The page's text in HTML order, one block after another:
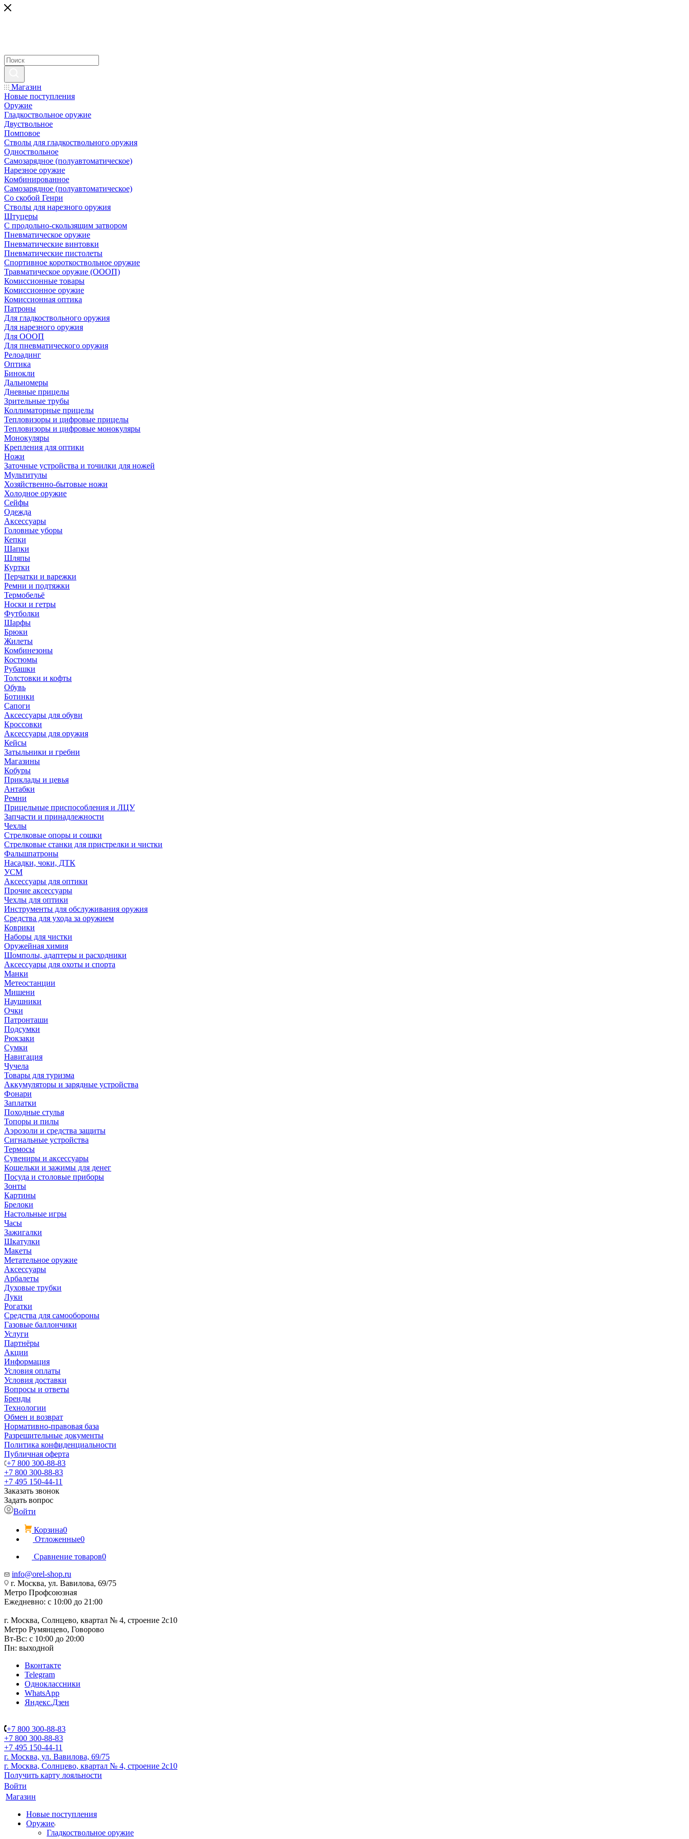
Магазин
Новые поступления
Оружие
Гладкоствольное оружие
Двуствольное
Помповое
Стволы для гладкоствольного оружия
Одноствольное
Самозарядное (полуавтоматическое)
Нарезное оружие
Комбинированное
Самозарядное (полуавтоматическое)
Со скобой Генри
Стволы для нарезного оружия
Штуцеры
С продольно-скользящим затвором
Пневматическое оружие
Пневматические винтовки
Пневматические пистолеты
Спортивное короткоствольное оружие
Травматическое оружие (ОООП)
Комиссионные товары
Комиссионное оружие
Комиссионная оптика
Патроны
Для гладкоствольного оружия
Для нарезного оружия
Для ОООП
Для пневматического оружия
Релоадинг
Оптика
Бинокли
Дальномеры
Дневные прицелы
Зрительные трубы
Коллиматорные прицелы
Тепловизоры и цифровые прицелы
Тепловизоры и цифровые монокуляры
Монокуляры
Крепления для оптики
Ножи
Заточные устройства и точилки для ножей
Мультитулы
Хозяйственно-бытовые ножи
Холодное оружие
Сейфы
Одежда
Аксессуары
Головные уборы
Кепки
Шапки
Шляпы
Куртки
Перчатки и варежки
Ремни и подтяжки
Термобельё
Носки и гетры
Футболки
Шарфы
Брюки
Жилеты
Комбинезоны
Костюмы
Рубашки
Толстовки и кофты
Обувь
Ботинки
Сапоги
Аксессуары для обуви
Кроссовки
Аксессуары для оружия
Кейсы
Затыльники и гребни
Магазины
Кобуры
Приклады и цевья
Антабки
Ремни
Прицельные приспособления и ЛЦУ
Запчасти и принадлежности
Чехлы
Стрелковые опоры и сошки
Стрелковые станки для пристрелки и чистки
Фальшпатроны
Насадки, чоки, ДТК
УСМ
Аксессуары для оптики
Прочие аксессуары
Чехлы для оптики
Инструменты для обслуживания оружия
Средства для ухода за оружием
Коврики
Наборы для чистки
Оружейная химия
Шомполы, адаптеры и расходники
Аксессуары для охоты и спорта
Манки
Метеостанции
Мишени
Наушники
Очки
Патронташи
Подсумки
Рюкзаки
Сумки
Навигация
Чучела
Товары для туризма
Аккумуляторы и зарядные устройства
Фонари
Заплатки
Походные стулья
Топоры и пилы
Аэрозоли и средства защиты
Сигнальные устройства
Термосы
Сувениры и аксессуары
Кошельки и зажимы для денег
Посуда и столовые приборы
Зонты
Картины
Брелоки
Настольные игры
Часы
Зажигалки
Шкатулки
Макеты
Метательное оружие
Аксессуары
Арбалеты
Духовые трубки
Луки
Рогатки
Средства для самообороны
Газовые баллончики
Услуги
Партнёры
Акции
Информация
Условия оплаты
Условия доставки
Вопросы и ответы
Бренды
Технологии
Обмен и возврат
Нормативно-правовая база
Разрешительные документы
Политика конфиденциальности
Публичная оферта
+7 800 300-88-83
+7 800 300-88-83
+7 495 150-44-11
Заказать звонок
Задать вопрос
Войти
Корзина0
Отложенные0
Сравнение товаров0
info@orel-shop.ru
г. Москва, ул. Вавилова, 69/75
Метро Профсоюзная
Ежедневно: с 10:00 до 21:00
г. Москва, Солнцево, квартал № 4, строение 2с10
Метро Румянцево, Говорово
Вт-Вс: с 10:00 до 20:00
Пн: выходной
Вконтакте
Telegram
Одноклассники
WhatsApp
Яндекс.Дзен
+7 800 300-88-83
+7 800 300-88-83
+7 495 150-44-11
г. Москва, ул. Вавилова, 69/75
г. Москва, Солнцево, квартал № 4, строение 2с10
Получить карту лояльности
Войти
Магазин
Новые поступления
Оружие
Гладкоствольное оружие